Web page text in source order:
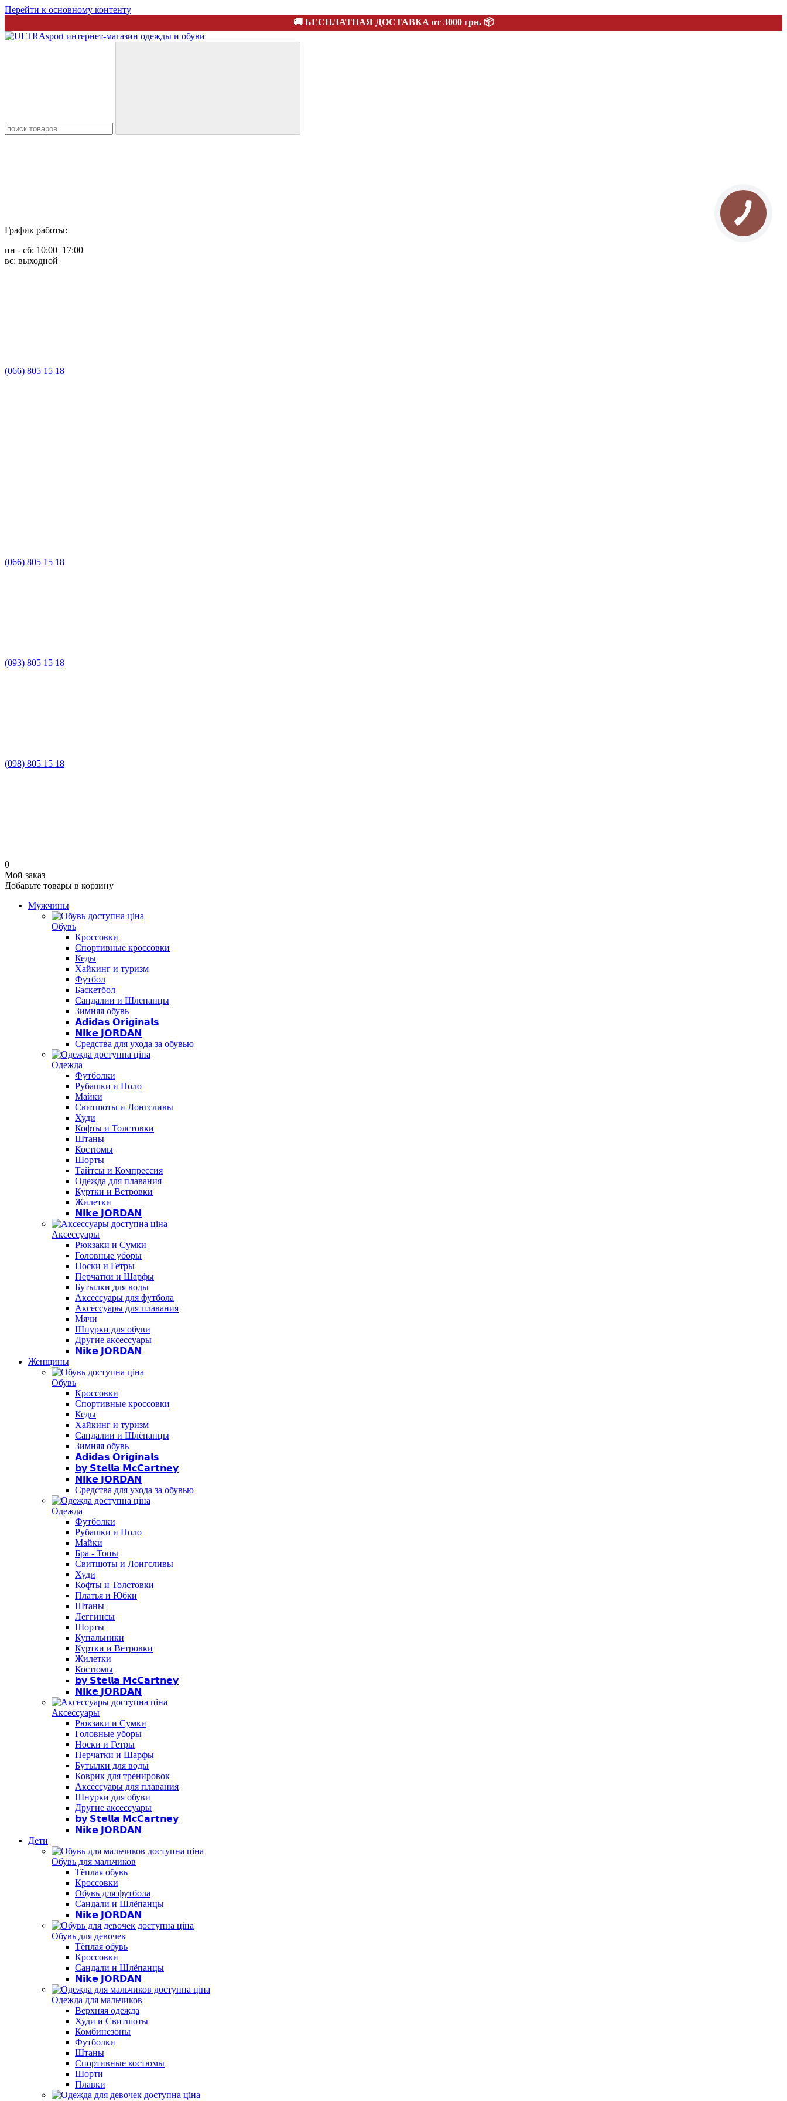
Перейти к основному контенту
🚚 БЕСПЛАТНАЯ ДОСТАВКА от 3000 грн. 📦
График работы:
пн - сб: 10:00–17:00
вс: выходной
(066) 805 15 18
(066) 805 15 18
(093) 805 15 18
(098) 805 15 18
0
Мой заказ
Добавьте товары в корзину
Мужчины
Обувь
Кроссовки
Спортивные кроссовки
Кеды
Хайкинг и туризм
Футбол
Баскетбол
Сандалии и Шлепанцы
Зимняя обувь
𝗔𝗱𝗶𝗱𝗮𝘀 𝗢𝗿𝗶𝗴𝗶𝗻𝗮𝗹𝘀
𝗡𝗶𝗸𝗲 𝗝𝗢𝗥𝗗𝗔𝗡
Средства для ухода за обувью
Одежда
Футболки
Рубашки и Поло
Майки
Свитшоты и Лонгсливы
Худи
Кофты и Толстовки
Штаны
Костюмы
Шорты
Тайтсы и Компрессия
Одежда для плавания
Куртки и Ветровки
Жилетки
𝗡𝗶𝗸𝗲 𝗝𝗢𝗥𝗗𝗔𝗡
Аксессуары
Рюкзаки и Сумки
Головные уборы
Носки и Гетры
Перчатки и Шарфы
Бутылки для воды
Аксессуары для футбола
Аксессуары для плавания
Мячи
Шнурки для обуви
Другие аксессуары
𝗡𝗶𝗸𝗲 𝗝𝗢𝗥𝗗𝗔𝗡
Женщины
Обувь
Кроссовки
Спортивные кроссовки
Кеды
Хайкинг и туризм
Сандалии и Шлёпанцы
Зимняя обувь
𝗔𝗱𝗶𝗱𝗮𝘀 𝗢𝗿𝗶𝗴𝗶𝗻𝗮𝗹𝘀
𝗯𝘆 𝗦𝘁𝗲𝗹𝗹𝗮 𝗠𝗰𝗖𝗮𝗿𝘁𝗻𝗲𝘆
𝗡𝗶𝗸𝗲 𝗝𝗢𝗥𝗗𝗔𝗡
Средства для ухода за обувью
Одежда
Футболки
Рубашки и Поло
Майки
Бра - Топы
Свитшоты и Лонгсливы
Худи
Кофты и Толстовки
Платья и Юбки
Штаны
Леггинсы
Шорты
Купальники
Куртки и Ветровки
Жилетки
Костюмы
𝗯𝘆 𝗦𝘁𝗲𝗹𝗹𝗮 𝗠𝗰𝗖𝗮𝗿𝘁𝗻𝗲𝘆
𝗡𝗶𝗸𝗲 𝗝𝗢𝗥𝗗𝗔𝗡
Аксессуары
Рюкзаки и Сумки
Головные уборы
Носки и Гетры
Перчатки и Шарфы
Бутылки для воды
Коврик для тренировок
Аксессуары для плавания
Шнурки для обуви
Другие аксессуары
𝗯𝘆 𝗦𝘁𝗲𝗹𝗹𝗮 𝗠𝗰𝗖𝗮𝗿𝘁𝗻𝗲𝘆
𝗡𝗶𝗸𝗲 𝗝𝗢𝗥𝗗𝗔𝗡
Дети
Обувь для мальчиков
Тёплая обувь
Кроссовки
Обувь для футбола
Сандали и Шлёпанцы
𝗡𝗶𝗸𝗲 𝗝𝗢𝗥𝗗𝗔𝗡
Обувь для девочек
Тёплая обувь
Кроссовки
Сандали и Шлёпанцы
𝗡𝗶𝗸𝗲 𝗝𝗢𝗥𝗗𝗔𝗡
Одежда для мальчиков
Верхняя одежда
Худи и Свитшоты
Комбинезоны
Футболки
Штаны
Спортивные костюмы
Шорти
Плавки